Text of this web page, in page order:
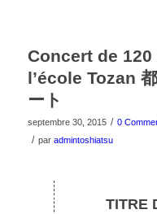
Concert de
l’école Tozan
ート
septembre 30, 2015 / 0
/ par admintoshiatsu
TITRE